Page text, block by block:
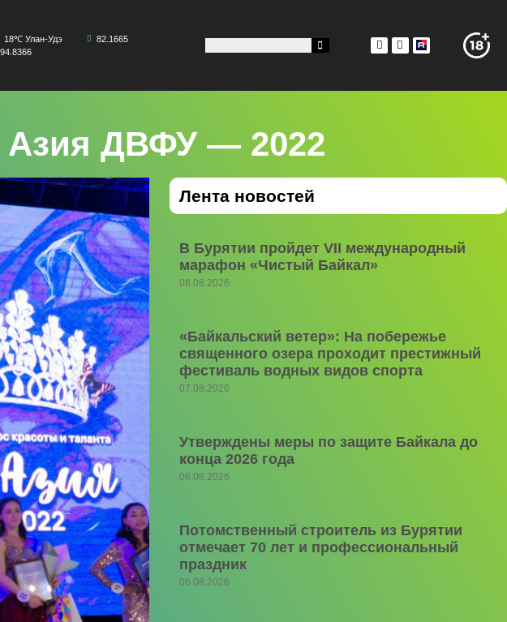
18℃ Улан-Удэ
82.1665
94.8366
Азия ДВФУ — 2022
Лента новостей
В Бурятии пройдет VII международный
марафон «Чистый Байкал»
08.08.2026
«Байкальский ветер»: На побережье
священного озера проходит престижный
фестиваль водных видов спорта
07.08.2026
Утверждены меры по защите Байкала до
конца 2026 года
06.08.2026
Потомственный строитель из Бурятии
отмечает 70 лет и профессиональный
праздник
06.08.2026